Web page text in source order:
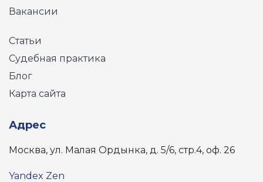
Вакансии
Статьи
Судебная практика
Блог
Карта сайта
Адрес
Москва, ул. Малая Ордынка, д. 5/6, стр.4, оф. 26
Yandex Zen